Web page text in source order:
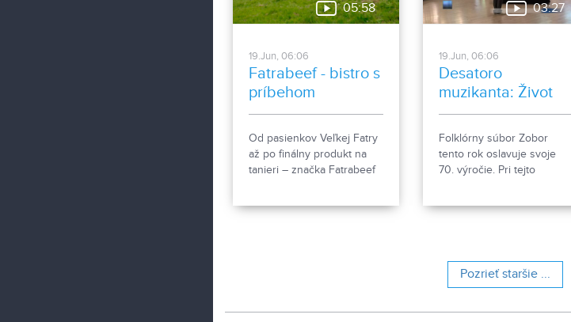
05:58
19.Jun, 06:06
Fatrabeef - bistro s
príbehom
Od pasienkov Veľkej Fatry
až po finálny produkt na
tanieri – značka Fatrabeef
03:27
19.Jun, 06:06
Desatoro
muzikanta: Život
muzikantov
naprieč
generáciami
Folklórny súbor Zobor
tento rok oslavuje svoje
70. výročie. Pri tejto
2026 v Divadle Andreja
Bagara v Nitre. V
verejnosť môže pozrieť 26.
Pozrieť staršie ...